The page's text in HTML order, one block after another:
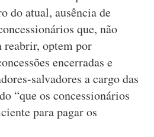
do atual, ausência de
que, não
reabrir, optem por
encerradas e
salvadores a cargo das
“que os concessionários
para pagar os